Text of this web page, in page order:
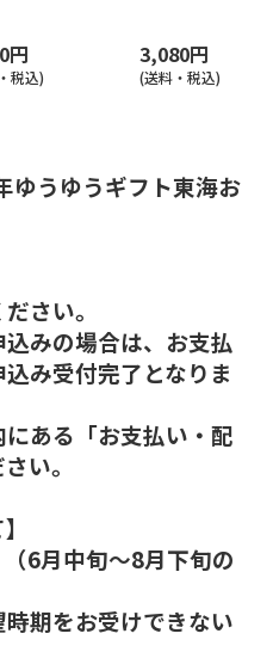
円
税込)
3,080円
(送料・税込)
うゆうギフト東海お
さい。
みの場合は、お支払
み受付完了となりま
ある「お支払い・配
い。
6月中旬～8月下旬の
期をお受けできない